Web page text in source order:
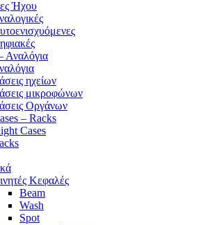
Ήχου
Αναλόγια
ηχείων
μικροφώνων
Οργάνων
– Racks
Cases
Κεφαλές
Beam
Wash
Spot